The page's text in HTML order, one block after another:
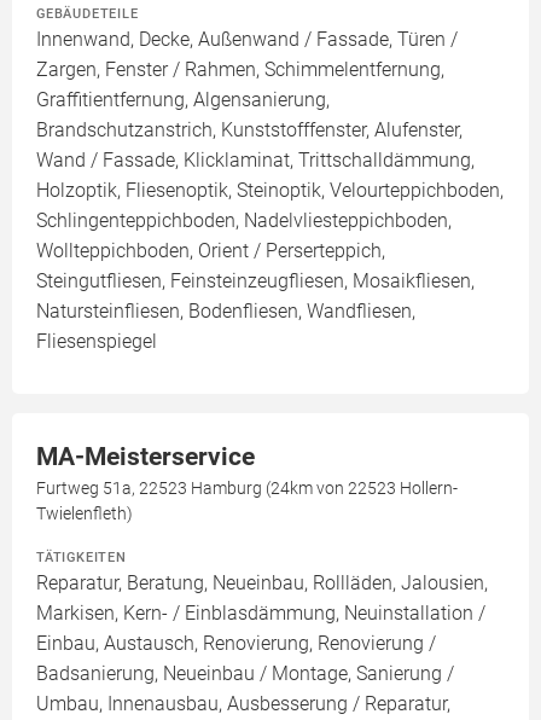
GEBÄUDETEILE
Innenwand, Decke, Außenwand / Fassade, Türen /
Zargen, Fenster / Rahmen, Schimmelentfernung,
Graffitientfernung, Algensanierung,
Brandschutzanstrich, Kunststofffenster, Alufenster,
Wand / Fassade, Klicklaminat, Trittschalldämmung,
Holzoptik, Fliesenoptik, Steinoptik, Velourteppichboden,
Schlingenteppichboden, Nadelvliesteppichboden,
Wollteppichboden, Orient / Perserteppich,
Steingutfliesen, Feinsteinzeugfliesen, Mosaikfliesen,
Natursteinfliesen, Bodenfliesen, Wandfliesen,
Fliesenspiegel
MA-Meisterservice
Furtweg 51a, 22523 Hamburg (24km von 22523 Hollern-
Twielenfleth)
TÄTIGKEITEN
Reparatur, Beratung, Neueinbau, Rollläden, Jalousien,
Markisen, Kern- / Einblasdämmung, Neuinstallation /
Einbau, Austausch, Renovierung, Renovierung /
Badsanierung, Neueinbau / Montage, Sanierung /
Umbau, Innenausbau, Ausbesserung / Reparatur,